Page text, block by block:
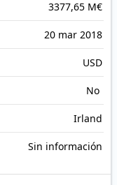
3377,65 M€
20 mar 2018
USD
No
Irland
Sin información